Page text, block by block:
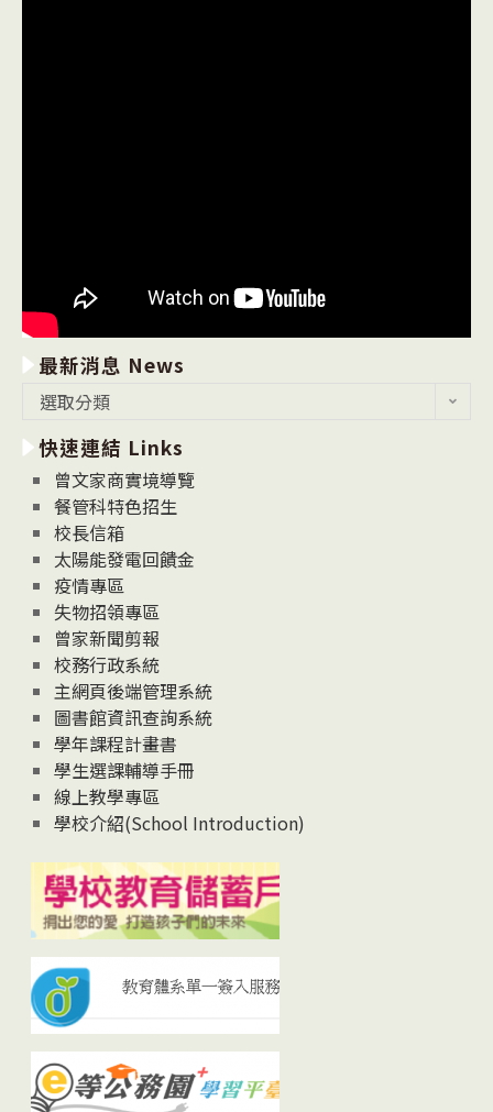
最新消息 News
消
息
News
選取分類
快速連結 Links
曾文家商實境導覽
餐管科特色招生
校長信箱
太陽能發電回饋金
疫情專區
失物招領專區
曾家新聞剪報
校務行政系統
主網頁後端管理系統
圖書館資訊查詢系統
學年課程計畫書
學生選課輔導手冊
線上教學專區
學校介紹(School Introduction)